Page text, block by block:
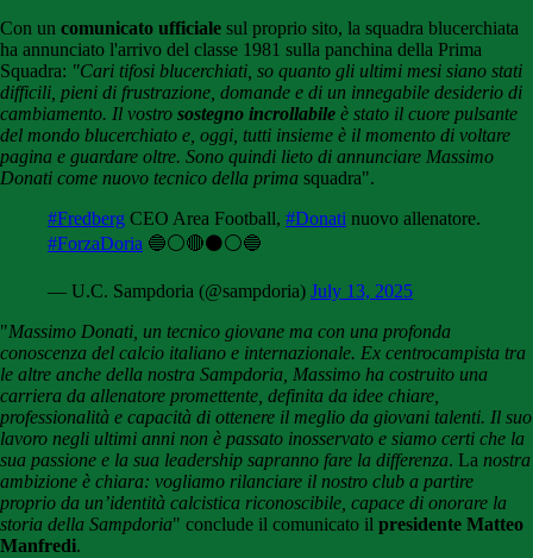
Con un comunicato ufficiale sul proprio sito, la squadra blucerchiata
ha annunciato l'arrivo del classe 1981 sulla panchina della Prima
Squadra: "Cari tifosi blucerchiati, so quanto gli ultimi mesi siano stati
difficili, pieni di frustrazione, domande e di un innegabile desiderio di
cambiamento. Il vostro sostegno incrollabile è stato il cuore pulsante
del mondo blucerchiato e, oggi, tutti insieme è il momento di voltare
pagina e guardare oltre. Sono quindi lieto di annunciare Massimo
Donati come nuovo tecnico della prima squadra".
#Fredberg CEO Area Football, #Donati nuovo allenatore.
#ForzaDoria 🔵⚪🔴⚫⚪🔵
— U.C. Sampdoria (@sampdoria) July 13, 2025
"Massimo Donati, un tecnico giovane ma con una profonda
conoscenza del calcio italiano e internazionale. Ex centrocampista tra
le altre anche della nostra Sampdoria, Massimo ha costruito una
carriera da allenatore promettente, definita da idee chiare,
professionalità e capacità di ottenere il meglio da giovani talenti. Il suo
lavoro negli ultimi anni non è passato inosservato e siamo certi che la
sua passione e la sua leadership sapranno fare la differenza. La nostra
ambizione è chiara: vogliamo rilanciare il nostro club a partire
proprio da un’identità calcistica riconoscibile, capace di onorare la
storia della Sampdoria" conclude il comunicato il presidente Matteo
Manfredi.